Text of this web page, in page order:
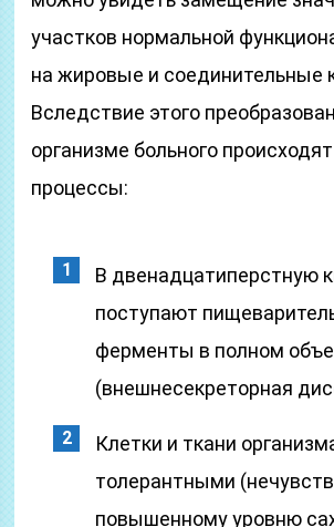
участков нормальной
на жировые и соединительные
Вследствие этого
организме больного
процессы:
В двенадцатиперстную
поступают
ферменты в полном
(внешнесекреторная
Клетки и ткани
толерантными
повышенному уровню